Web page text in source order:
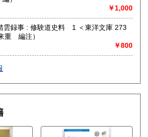
tp/contact
持ち込みも大歓迎です!
、社会科学、学術文庫、動植物、アー
と生活の本、絵本、ＣＤ、レコード
￥1,000
雲録事 : 修験道史料 1 ＜東洋文庫 273
重 編注）
￥800